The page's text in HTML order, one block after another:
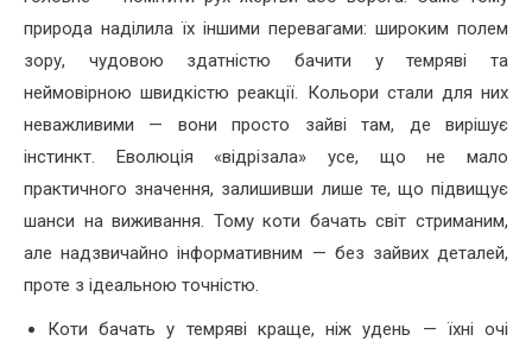
природа наділила їх іншими перевагами: широким полем
зору, чудовою здатністю бачити у темряві та
неймовірною швидкістю реакції. Кольори стали для них
неважливими — вони просто зайві там, де вирішує
інстинкт. Еволюція «відрізала» усе, що не мало
практичного значення, залишивши лише те, що підвищує
шанси на виживання. Тому коти бачать світ стриманим,
але надзвичайно інформативним — без зайвих деталей,
проте з ідеальною точністю.
Коти бачать у темряві краще, ніж удень — їхні очі